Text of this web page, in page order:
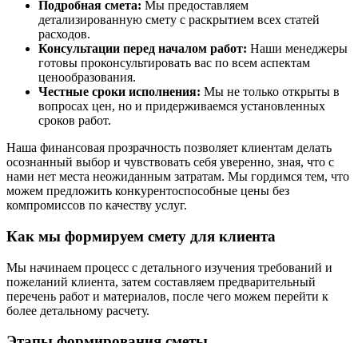
Подробная смета: Мы предоставляем
детализированную смету с раскрытием всех статей
расходов.
Консультации перед началом работ: Наши менеджеры
готовы проконсультировать вас по всем аспектам
ценообразования.
Честные сроки исполнения: Мы не только открыты в
вопросах цен, но и придерживаемся установленных
сроков работ.
Наша финансовая прозрачность позволяет клиентам делать
осознанный выбор и чувствовать себя уверенно, зная, что с
нами нет места неожиданным затратам. Мы гордимся тем, что
можем предложить конкурентоспособные цены без
компромиссов по качеству услуг.
Как мы формируем смету для клиента
Мы начинаем процесс с детального изучения требований и
пожеланий клиента, затем составляем предварительный
перечень работ и материалов, после чего можем перейти к
более детальному расчету.